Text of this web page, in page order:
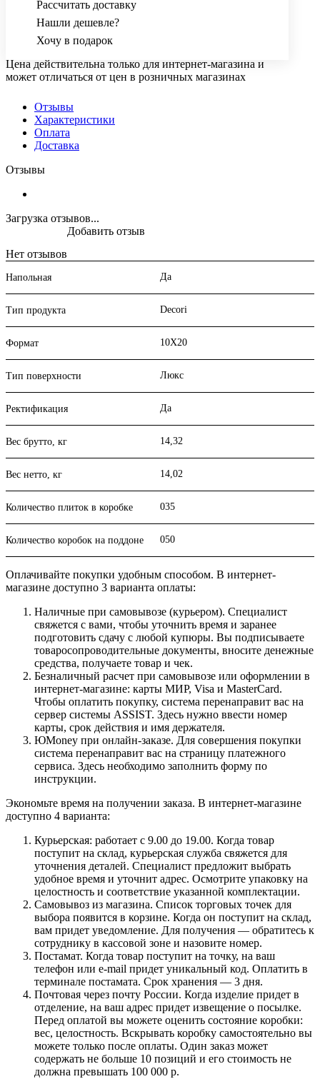
Рассчитать доставку
Нашли дешевле?
Хочу в подарок
Цена действительна только для интернет-магазина и
может отличаться от цен в розничных магазинах
Отзывы
Характеристики
Оплата
Доставка
Отзывы
Загрузка отзывов...
Нет отзывов
Добавить отзыв
Напольная Да
Тип продукта Decori
Формат 10X20
Тип поверхности Люкс
Ректификация Да
Вес брутто, кг 14,32
Вес нетто, кг 14,02
Количество плиток в коробке 035
Количество коробок на поддоне 050
Оплачивайте покупки удобным способом. В интернет-
магазине доступно 3 варианта оплаты:
Наличные при самовывозе (курьером). Специалист
свяжется с вами, чтобы уточнить время и заранее
подготовить сдачу с любой купюры. Вы подписываете
товаросопроводительные документы, вносите денежные
средства, получаете товар и чек.
Безналичный расчет при самовывозе или оформлении в
интернет-магазине: карты МИР, Visa и MasterCard.
Чтобы оплатить покупку, система перенаправит вас на
сервер системы ASSIST. Здесь нужно ввести номер
карты, срок действия и имя держателя.
ЮMoney при онлайн-заказе. Для совершения покупки
система перенаправит вас на страницу платежного
сервиса. Здесь необходимо заполнить форму по
инструкции.
Экономьте время на получении заказа. В интернет-магазине
доступно 4 варианта:
Курьерская: работает с 9.00 до 19.00. Когда товар
поступит на склад, курьерская служба свяжется для
уточнения деталей. Специалист предложит выбрать
удобное время и уточнит адрес. Осмотрите упаковку на
целостность и соответствие указанной комплектации.
Самовывоз из магазина. Список торговых точек для
выбора появится в корзине. Когда он поступит на склад,
вам придет уведомление. Для получения — обратитесь к
сотруднику в кассовой зоне и назовите номер.
Постамат. Когда товар поступит на точку, на ваш
телефон или e-mail придет уникальный код. Оплатить в
терминале постамата. Срок хранения — 3 дня.
Почтовая через почту России. Когда изделие придет в
отделение, на ваш адрес придет извещение о посылке.
Перед оплатой вы можете оценить состояние коробки:
вес, целостность. Вскрывать коробку самостоятельно вы
можете только после оплаты. Один заказ может
содержать не больше 10 позиций и его стоимость не
должна превышать 100 000 р.